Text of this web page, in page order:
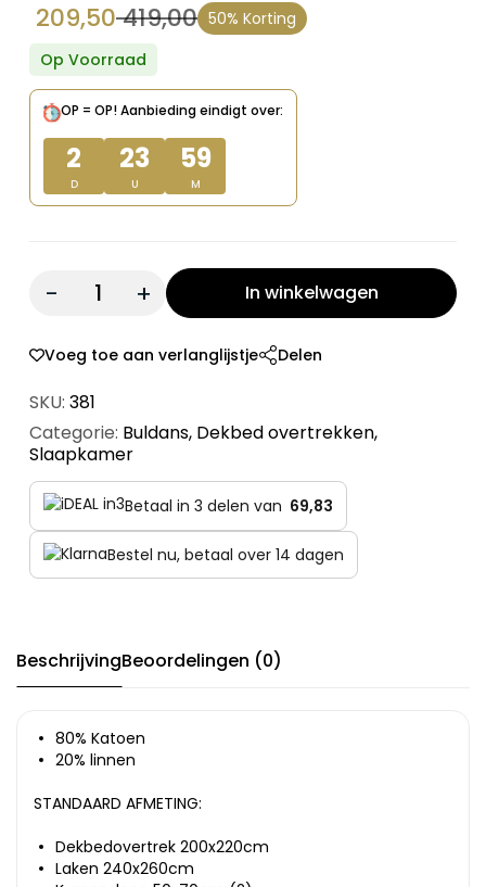
419,00
Oorspronkelijke
prijs
was:
€ 419,00.
209,50
Huidige
prijs
is:
€ 209,50.
50% Korting
Op Voorraad
OP = OP!Aanbieding eindigt over:
2
D
23
U
59
M
Quantity: In winkelwagen
Voeg toe aan verlanglijstje Delen
SKU: 381
Categorie: Buldans, Dekbed overtrekken,
Slaapkamer
Betaal in 3 delen van 69,83
Bestel nu, betaal over 14 dagen
BeschrijvingBeoordelingen (0)
80% Katoen
20% linnen
STANDAARD AFMETING:
Dekbedovertrek 200x220cm
Laken 240x260cm